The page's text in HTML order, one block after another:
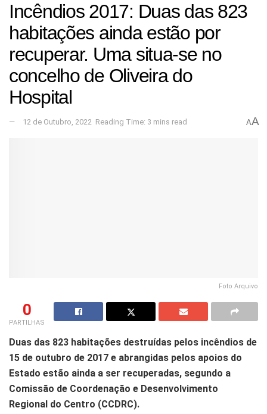
Incêndios 2017: Duas das 823
habitações ainda estão por
recuperar. Uma situa-se no
concelho de Oliveira do
Hospital
12 de Outubro, 2022 Reading Time: 3 mins read AA
Foto Arquivo
0
PARTILHAS
Duas das 823 habitações destruídas pelos incêndios de
15 de outubro de 2017 e abrangidas pelos apoios do
Estado estão ainda a ser recuperadas, segundo a
Comissão de Coordenação e Desenvolvimento
Regional do Centro (CCDRC).